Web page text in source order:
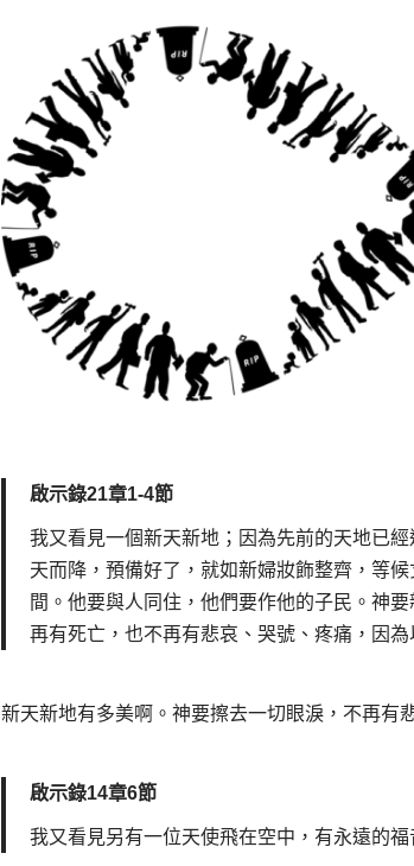
啟示錄21章1-4節
我又看見一個新天新地；因為先前的天地已
天而降，預備好了，就如新婦妝飾整齊，等
間。他要與人同住，他們要作他的子民。神
再有死亡，也不再有悲哀、哭號、疼痛，因為
新天新地有多美啊。神要擦去一切眼淚，不再有
啟示錄14章6節
我又看見另有一位天使飛在空中，有永遠的